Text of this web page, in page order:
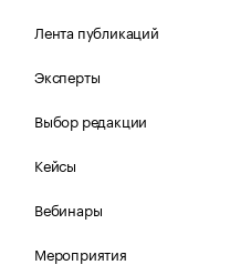
Лента публикаций
Эксперты
Выбор редакции
Кейсы
Вебинары
Мероприятия